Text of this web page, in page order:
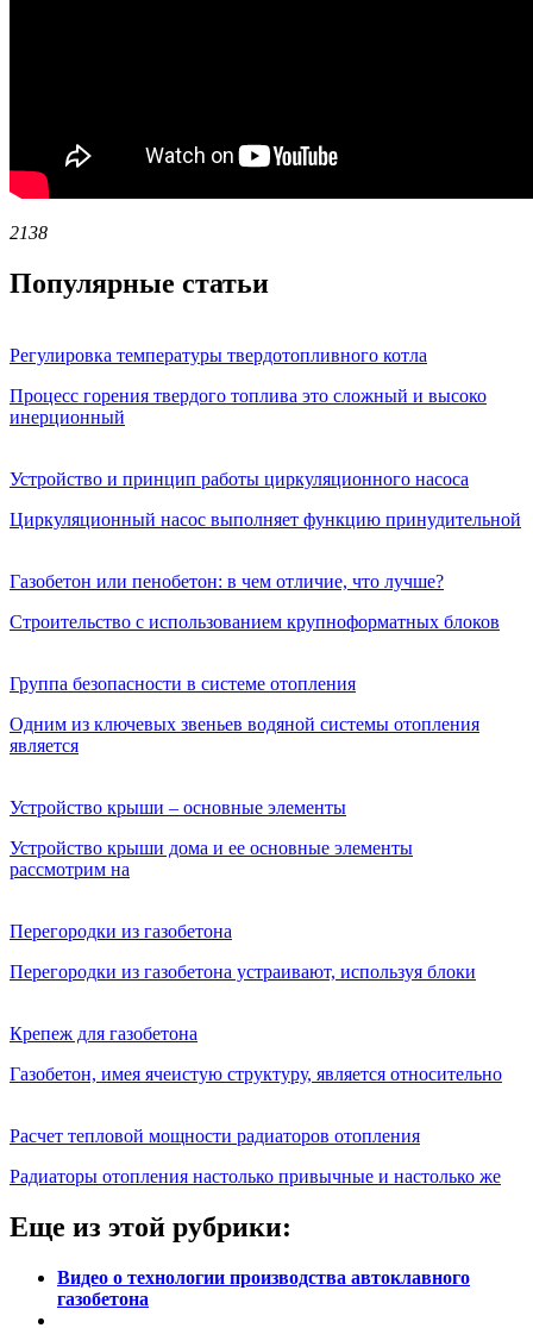
2138
Популярные статьи
Регулировка температуры твердотопливного котла
Процесс горения твердого топлива это сложный и высоко
инерционный
Устройство и принцип работы циркуляционного насоса
Циркуляционный насос выполняет функцию принудительной
Газобетон или пенобетон: в чем отличие, что лучше?
Строительство с использованием крупноформатных блоков
Группа безопасности в системе отопления
Одним из ключевых звеньев водяной системы отопления
является
Устройство крыши – основные элементы
Устройство крыши дома и ее основные элементы
рассмотрим на
Перегородки из газобетона
Перегородки из газобетона устраивают, используя блоки
Крепеж для газобетона
Газобетон, имея ячеистую структуру, является относительно
Расчет тепловой мощности радиаторов отопления
Радиаторы отопления настолько привычные и настолько же
Еще из этой рубрики:
Видео о технологии производства автоклавного
газобетона